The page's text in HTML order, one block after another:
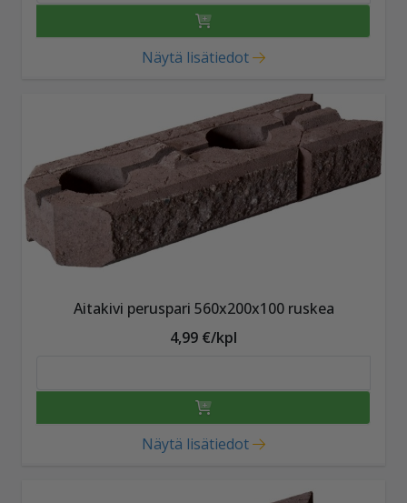
Näytä lisätiedot
Aitakivi peruspari 560x200x100 ruskea
4,99 €/kpl
Näytä lisätiedot